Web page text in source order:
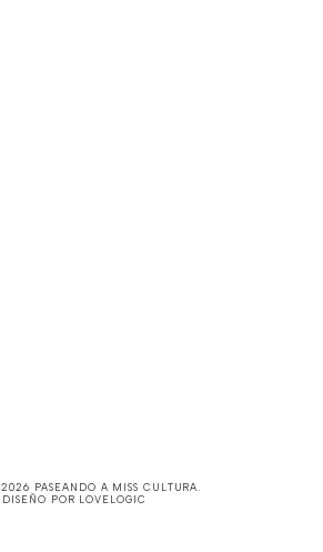
2026 PASEANDO A MISS CULTURA
DISEÑO POR LOVELOGIC